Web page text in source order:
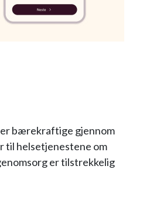
bærekraftige gjennom
til helsetjenestene om
er tilstrekkelig